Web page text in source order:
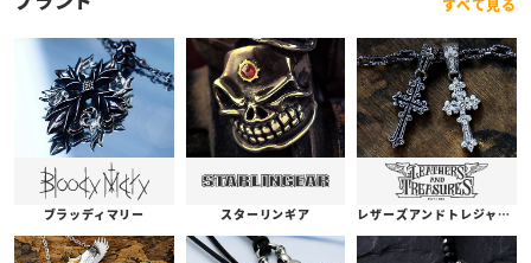
ブラッディマリー スターリンギア レザーズアンドトレジャーズ